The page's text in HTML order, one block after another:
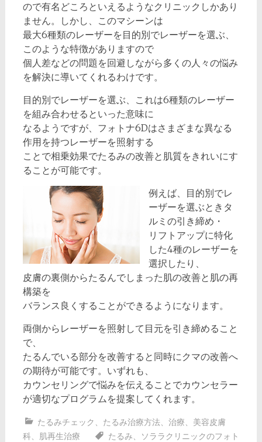
ので有名どころといえるようなクリニックしかあり
ません。しかし、このマシーンは
最大6種類のレーザーを目的別でレーザーを選ぶ、
このような特徴がありますので
個人差などの問題を回避しながら多くの人々の悩み
を解決に導いてくれるわけです。
目的別でレーザーを選ぶ、これは6種類のレーザー
を組み合わせるといった意味に
なるようですが、フォトナ6Dはさまざまな異なる
作用を持つレーザーを照射する
ことで相乗効果でたるみの改善と肌質をきれいにす
ることが可能です。
例えば、目的別でレ
ーザーを選ぶときタ
ルミの引き締め・
リフトアップに特化
した4種のレーザーを
選択したり、
皮膚の裏側からたるんでしまった肌の改善と肌の再
構築を
バランス良くすることができるようになります。
両側からレーザーを照射して目元を引き締めること
で、
たるんでいる部分を改善すると同時にクマの改善へ
の期待が可能です。いずれも、
カウンセリングで悩みを伝えることでカウンセラー
が適切なプログラムを提案してくれます。
たるみチェック 、 たるみ治療方法、 治療、 美容皮膚
科、 肌再生治療 たるみ、
ソララクリニックのフォト